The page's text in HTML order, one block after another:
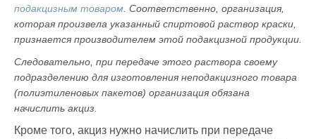
подакцизным товаром. Соответственно, организация,
которая произвела указанный спиртовой раствор краски,
признается производителем этой подакцизной продукции.
Следовательно, при передаче этого раствора своему
подразделению для изготовления неподакцизного товара
(полиэтиленовых пакетов) организация обязана
начислить акциз.
Кроме того, акциз нужно начислить при передаче